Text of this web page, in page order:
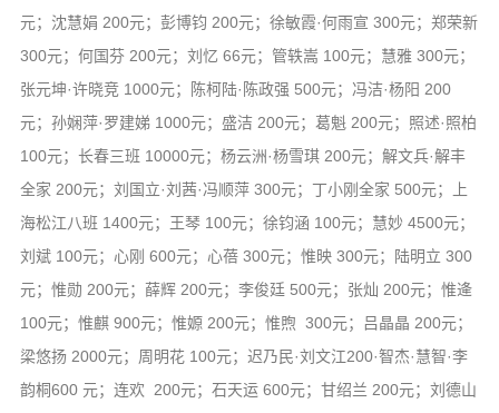
搜索
元；沈慧娟 200元；彭博钧 200元；徐敏霞·何雨宣 300元；郑荣新
300元；何国芬 200元；刘忆 66元；管轶嵩 100元；慧雅 300元；
张元坤·许晓竞 1000元；陈柯陆·陈政强 500元；冯洁·杨阳 200
元；孙娴萍·罗建娣 1000元；盛洁 200元；葛魁 200元；照述·照柏
100元；长春三班 10000元；杨云洲·杨雪琪 200元；解文兵·解丰
全家 200元；刘国立·刘茜·冯顺萍 300元；丁小刚全家 500元；上
海松江八班 1400元；王琴 100元；徐钧涵 100元；慧妙 4500元；
刘斌 100元；心刚 600元；心蓓 300元；惟映 300元；陆明立 300
元；惟勋 200元；薛辉 200元；李俊廷 500元；张灿 200元；惟逄
100元；惟麒 900元；惟嫄 200元；惟煦 300元；吕晶晶 200元；
梁悠扬 2000元；周明花 100元；迟乃民·刘文江200·智杰·慧智·李
韵桐600 元；连欢 200元；石天运 600元；甘绍兰 200元；刘德山